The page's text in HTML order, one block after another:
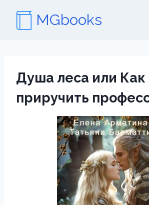
содержимому
MGbooks
Душа леса или Как
приручить